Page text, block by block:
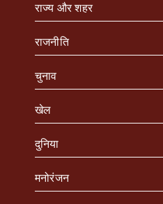
राज्य और शहर
राजनीति
चुनाव
खेल
दुनिया
मनोरंजन